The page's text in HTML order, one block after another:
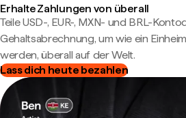
Erhalte Zahlungen von überall
Teile USD-, EUR-, MXN- und BRL-
Gehaltsabrechnung, um wie ein
werden, überall auf der Welt.
Lass dich heute bezahlen